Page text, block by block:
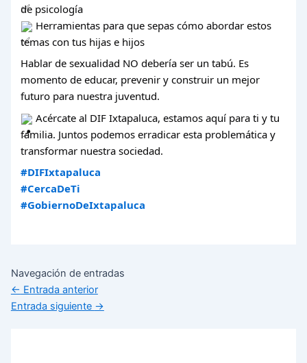
de psicología
Herramientas para que sepas cómo abordar estos
temas con tus hijas e hijos
Hablar de sexualidad NO debería ser un tabú. Es
momento de educar, prevenir y construir un mejor
futuro para nuestra juventud.
Acércate al DIF Ixtapaluca, estamos aquí para ti y tu
familia. Juntos podemos erradicar esta problemática y
transformar nuestra sociedad.
#DIFIxtapaluca
#CercaDeTi
#GobiernoDeIxtapaluca
Navegación de entradas
← Entrada anterior
Entrada siguiente →